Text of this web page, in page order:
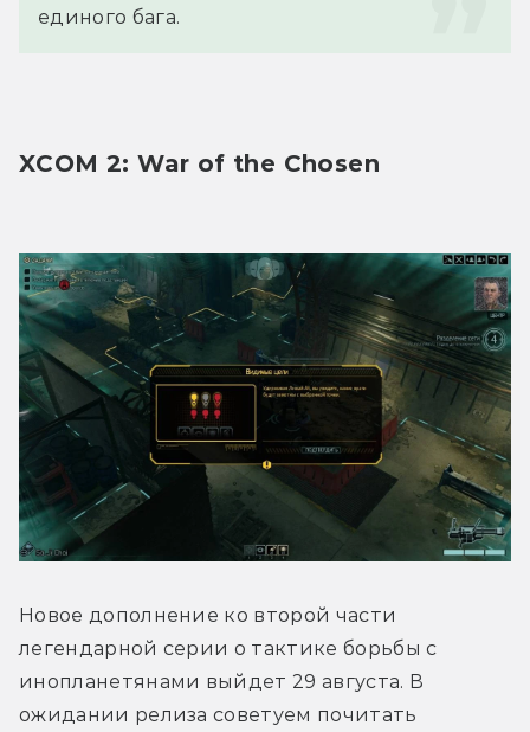
единого бага.
XCOM 2: War of the Chosen
Новое дополнение ко второй части
легендарной серии о тактике борьбы с
инопланетянами выйдет 29 августа. В
ожидании релиза советуем почитать